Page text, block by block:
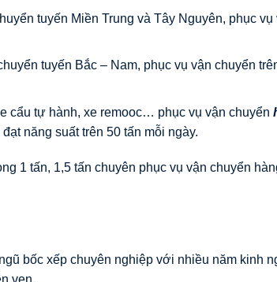
tuyến Miền Trung và Tây Nguyên, phục vụ
tuyến Bắc – Nam, phục vụ vận chuyển
cẩu tự hành, xe remooc… phục vụ vận chuyển
năng suất trên 50 tấn mỗi ngày.
1 tấn, 1,5 tấn chuyên phục vụ vận chuyển
bốc xếp chuyên nghiệp với nhiều năm kinh
vẹn.